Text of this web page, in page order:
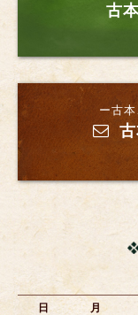
古
ー古
日 月